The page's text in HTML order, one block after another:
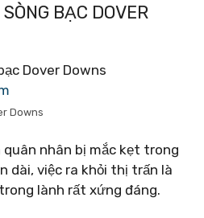
BẠC DOVER
Downs
nhân bị mắc kẹt trong
dài, việc ra khỏi thị trấn là
lành rất xứng đáng.